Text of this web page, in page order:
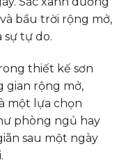
bầu trời rộng mở,
sự tự do.
thiết kế sơn
gian rộng mở,
một lựa chọn
phòng ngủ hay
sau một ngày